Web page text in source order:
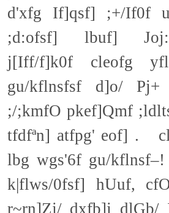
d'xfg If]qsf] ;+/If0f
;d:ofsf] lbuf]
j[Iff/f]k0f cleofg
gu/kflnsfsf d]o/
;/;kmfO pkef]Qmf
tfdfªn] atfpg' eof] .
lbg wgs'6f gu/
k|flws/0fsf] hUuf,
r~rn]Zj/ dxfb]j dlGb/